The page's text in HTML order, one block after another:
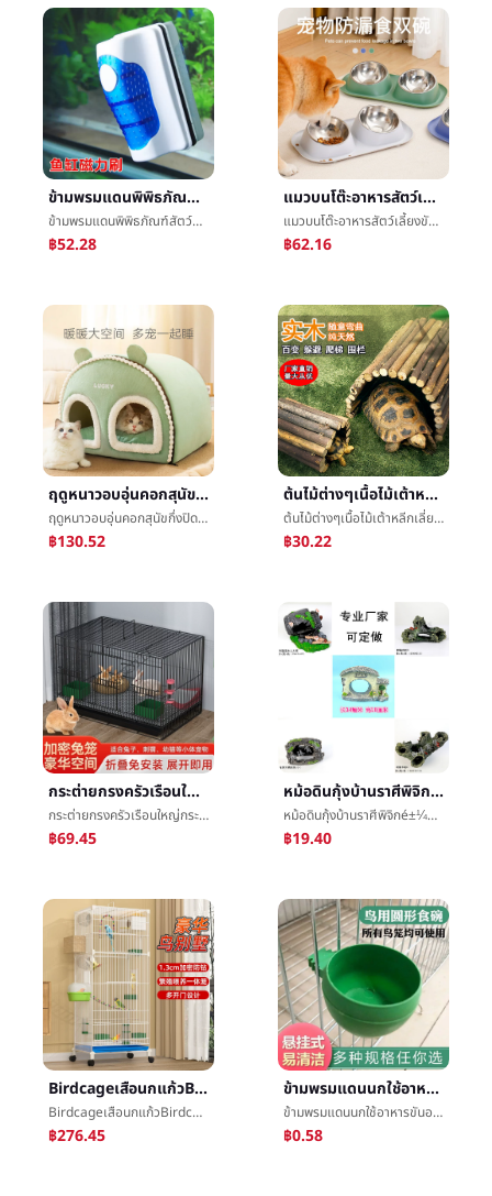
ข้ามพรมแดนพิพิธภัณฑ์สัตว์น้ำซุปเปอร์การดูดแรงแม่เหล็กแปรงถูพิพิธภัณฑ์สัตว์น้ำพิพิธภัณฑ์สัตว์น้ำแก้วยกเว้นตะไคร่น้ำที่ถูกระงับคู่สะอาดแม่เหล็กแปรง
ข้ามพรมแดนพิพิธภัณฑ์สัตว์น้ำซุปเปอร์การดูดแรงแม่เหล็กแปรงถูพิพิธภัณฑ์สัตว์น้ำพิพิธภัณฑ์สัตว์น้ำแก้วยกเว้นตะไคร่น้ำที่ถูกระงับคู่สะอาดแม่เหล็กแปรง
฿52.28
แมวบนโต๊ะอาหารสัตว์เลี้ยงขันป้องกันคอต่อต้านรั่วไหลอาหารเหล็กกล้าไร้สนิมดับเบิลขันแมวสุนัขบนโต๊ะอาหารดับเบิลขันสัตว์เลี้ยงบทความขายส่ง
แมวบนโต๊ะอาหารสัตว์เลี้ยงขันป้องกันคอต่อต้านรั่วไหลอาหารเหล็กกล้าไร้สนิมดับเบิลขันแมวสุนัขบนโต๊ะอาหารดับเบิลขันสัตว์เลี้ยงบทความขายส่ง
฿62.16
ฤดูหนาวอบอุ่นคอกสุนัขกึ่งปิดมีหลายเสียครอบครัวแมวรังขนาดเล็กและขนาดกลางสุนัขเท็ดดี้ประเทศมองโกเลียสุนัขบ้านเสียç©รัง
ฤดูหนาวอบอุ่นคอกสุนัขกึ่งปิดมีหลายเสียครอบครัวแมวรังขนาดเล็กและขนาดกลางสุนัขเท็ดดี้ประเทศมองโกเลียสุนัขบ้านเสียç©รัง
฿130.52
ต้นไม้ต่างๆเนื้อไม้เต้าหลีกเลี่ยงรูระเบียงหลีกเลี่ยงเฝ้าพระราชวังรูç©´การให้อาหารกล่องภูมิทัศน์
ต้นไม้ต่างๆเนื้อไม้เต้าหลีกเลี่ยงรูระเบียงหลีกเลี่ยงเฝ้าพระราชวังรูç©´การให้อาหารกล่องภูมิทัศน์
฿30.22
กระต่ายกรงครัวเรือนใหญ่กระต่ายกรงหมูกินีกรงหนูตะเภากรงการเข้ารหัสลับกระต่ายå­กรงกระรอกกรงกระต่ายå­กรงรายการพิเศษ
กระต่ายกรงครัวเรือนใหญ่กระต่ายกรงหมูกินีกรงหนูตะเภากรงการเข้ารหัสลับกระต่ายå­กรงกระรอกกรงกระต่ายå­กรงรายการพิเศษ
฿69.45
หม้อดินกุ้งบ้านราศีพิจิกé±¼กุ้งหลีกเลี่ยงบ้านé²·ถังจำลองหินé±¼กุ้งวางไข่พิพิธภัณฑ์สัตว์น้ำพิพิธภัณฑ์สัตว์น้ำเครื่องประดับ
หม้อดินกุ้งบ้านราศีพิจิกé±¼กุ้งหลีกเลี่ยงบ้านé²·ถังจำลองหินé±¼กุ้งวางไข่พิพิธภัณฑ์สัตว์น้ำพิพิธภัณฑ์สัตว์น้ำเครื่องประดับ
฿19.40
Birdcageเสือนกแก้วBirdcageå­ซวนเฟิงวัฒนธรรมดอกพีโอะนิพระมหากษัตริย์จำนวนวิลล่าเล็กไข่มุกบ้านช่องว่างทุ่มเทชนิดใหม่
Birdcageเสือนกแก้วBirdcageå­ซวนเฟิงวัฒนธรรมดอกพีโอะนิพระมหากษัตริย์จำนวนวิลล่าเล็กไข่มุกบ้านช่องว่างทุ่มเทชนิดใหม่
฿276.45
ข้ามพรมแดนนกใช้อาหารขันอาหารæ§½นกแก้วใช้กินอาหารอาหารImplementนกใช้ดื่มæ°´ImplementบวกอาหารImplementกินอาหารถ้วยพลาสติกนกอาหารç
ข้ามพรมแดนนกใช้อาหารขันอาหารæ§½นกแก้วใช้กินอาหารอาหารImplementนกใช้ดื่มæ°´ImplementบวกอาหารImplementกินอาหารถ้วยพลาสติกนกอาหารç
฿0.58